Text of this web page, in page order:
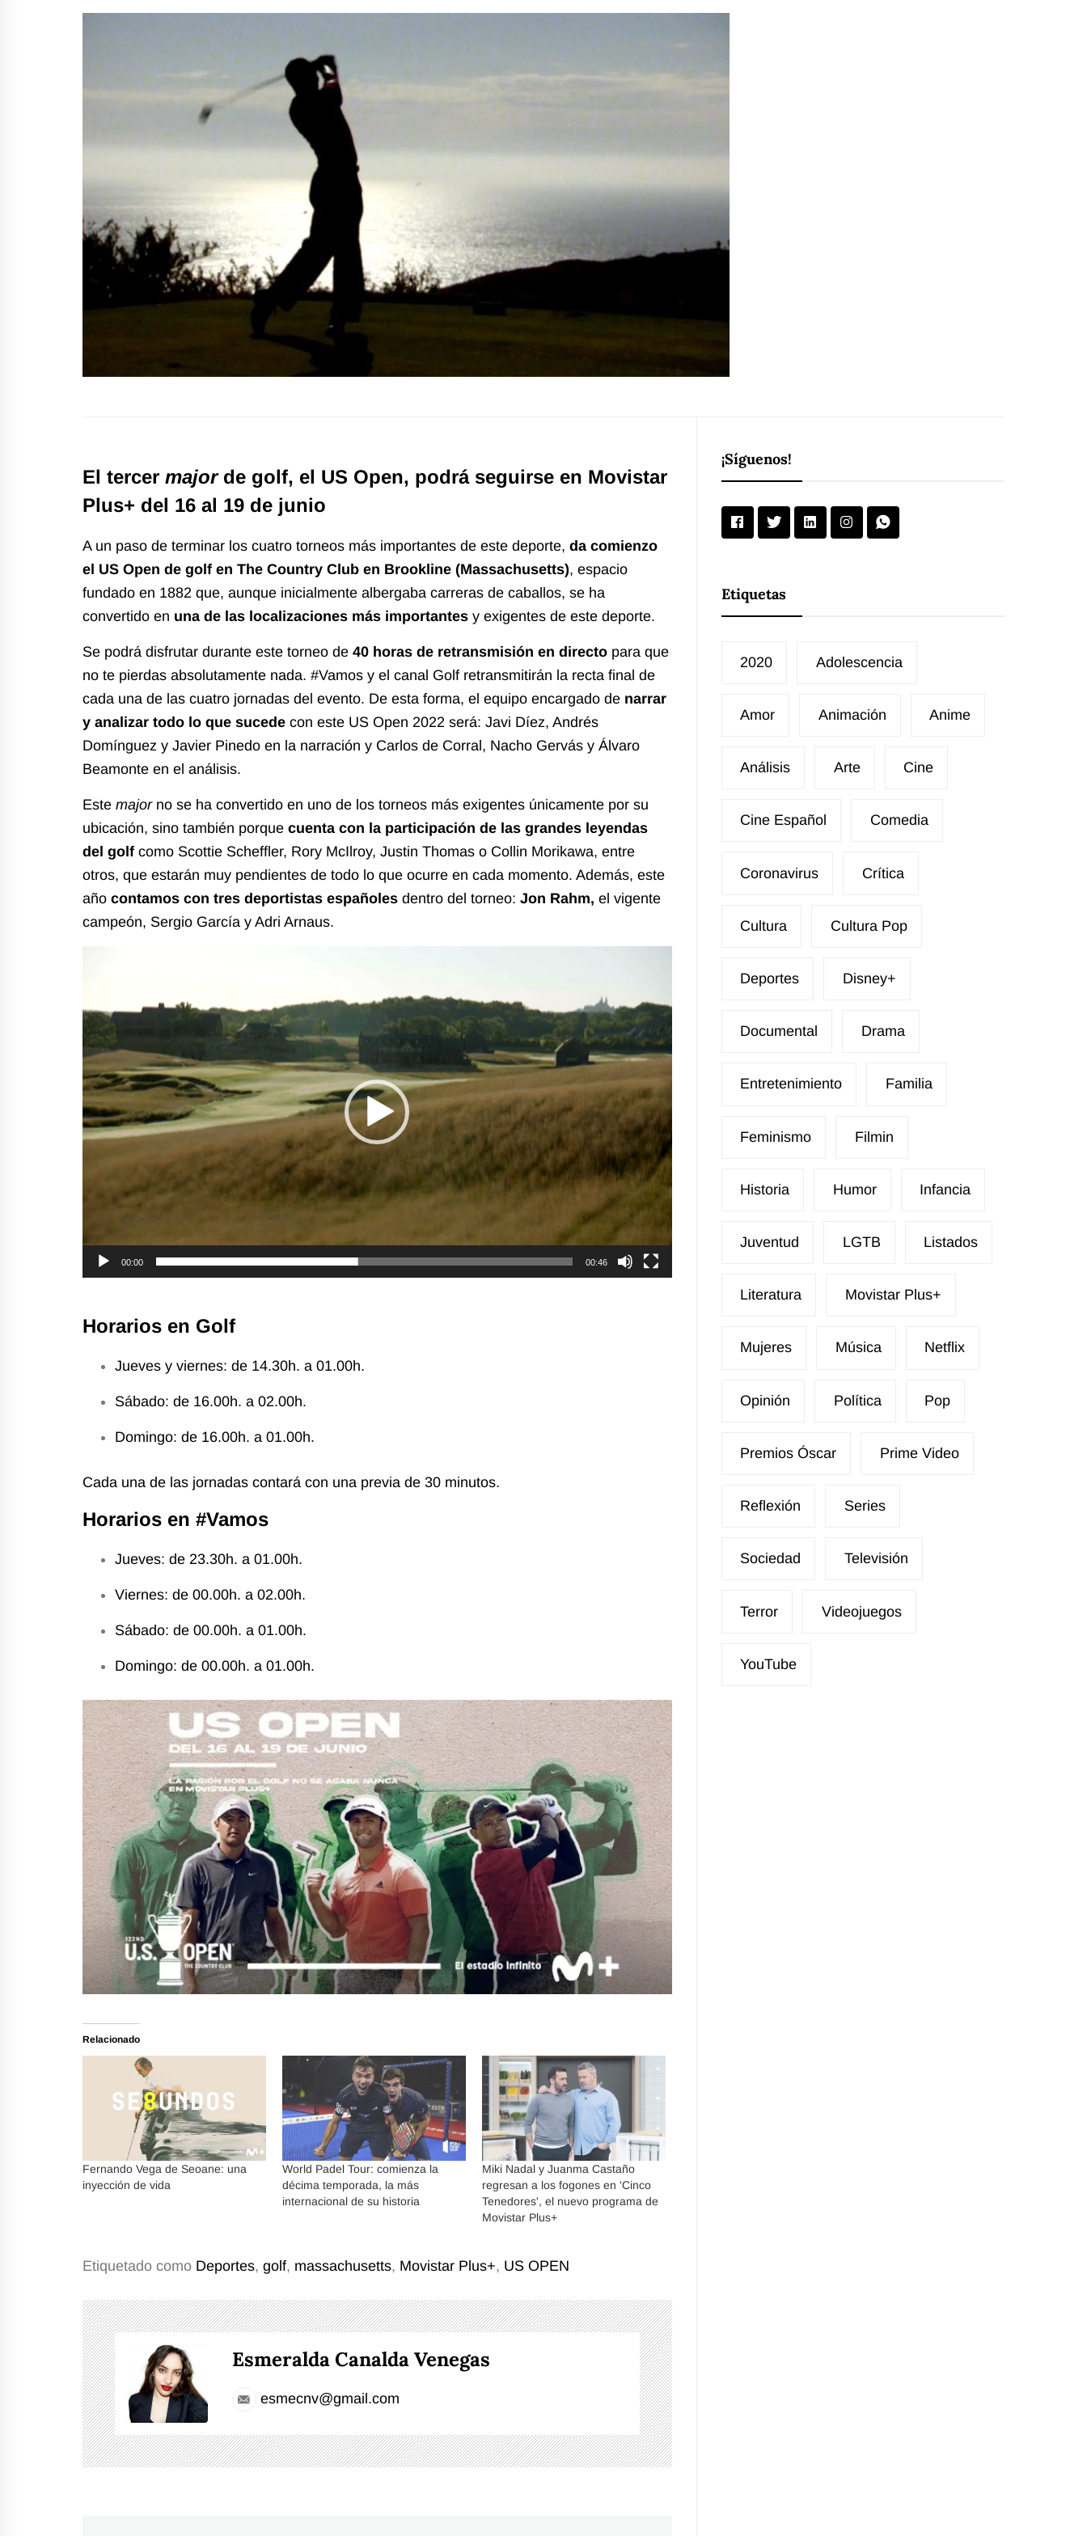
El tercer majorde golf, el US Open, podrá seguirse en Movistar
Plus+ del 16 al 19 de junio
A un paso de terminar los cuatro torneos más importantes de este deporte, da comienzo
el US Open de golf en The Country Club en Brookline (Massachusetts), espacio
fundado en 1882 que, aunque inicialmente albergaba carreras de caballos, se ha
convertido en una de las localizaciones más importantes y exigentes de este deporte.
Se podrá disfrutar durante este torneo de 40 horas de retransmisión en directo para que
no te pierdas absolutamente nada. #Vamos y el canal Golf retransmitirán la recta final de
cada una de las cuatro jornadas del evento. De esta forma, el equipo encargado de narrar
y analizar todo lo que sucede con este US Open 2022 será: Javi Díez, Andrés
Domínguez y Javier Pinedo en la narración y Carlos de Corral, Nacho Gervás y Álvaro
Beamonte en el análisis.
Este majorno se ha convertido en uno de los torneos más exigentes únicamente por su
ubicación, sino también porque cuenta con la participación de las grandes leyendas
del golf como Scottie Scheffler, Rory McIlroy, Justin Thomas o Collin Morikawa, entre
otros, que estarán muy pendientes de todo lo que ocurre en cada momento. Además, este
año contamos con tres deportistas españoles dentro del torneo: Jon Rahm, el vigente
campeón, Sergio García y Adri Arnaus.
00:00 00:46
Horarios en Golf
Jueves y viernes: de 14.30h. a 01.00h.
Sábado: de 16.00h. a 02.00h.
Domingo: de 16.00h. a 01.00h.
Cada una de las jornadas contará con una previa de 30 minutos.
Horarios en #Vamos
Jueves: de 23.30h. a 01.00h.
Viernes: de 00.00h. a 02.00h.
Sábado: de 00.00h. a 01.00h.
Domingo: de 00.00h. a 01.00h.
Relacionado
Fernando Vega de Seoane: una
inyección de vida
World Padel Tour: comienza la
décima temporada, la más
internacional de su historia
Miki Nadal y Juanma Castaño
regresan a los fogones en 'Cinco
Tenedores', el nuevo programa de
Movistar Plus+
Etiquetado como Deportes, golf, massachusetts, Movistar Plus+, US OPEN
Esmeralda Canalda Venegas
esmecnv@gmail.com
¡Síguenos!
Etiquetas
2020 Adolescencia
Amor Animación Anime
Análisis Arte Cine
Cine Español Comedia
Coronavirus Crítica
Cultura Cultura Pop
Deportes Disney+
Documental Drama
Entretenimiento Familia
Feminismo Filmin
Historia Humor Infancia
Juventud LGTB Listados
Literatura Movistar Plus+
Mujeres Música Netflix
Opinión Política Pop
Premios Óscar Prime Video
Reflexión Series
Sociedad Televisión
Terror Videojuegos
YouTube